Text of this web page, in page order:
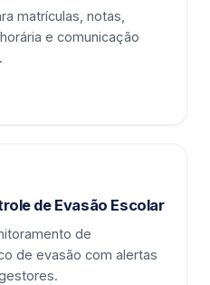
matrículas, notas,
e comunicação
de Evasão Escolar
de
de evasão com alertas